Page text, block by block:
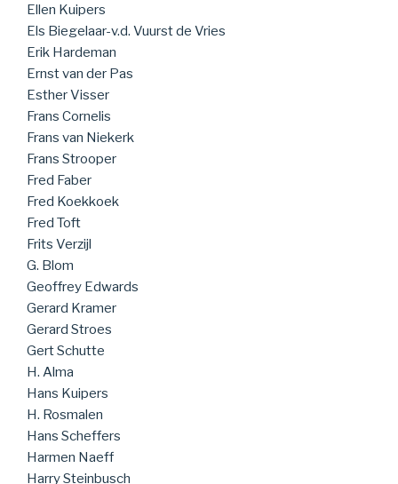
Ellen Kuipers
Els Biegelaar-v.d. Vuurst de Vries
Erik Hardeman
Ernst van der Pas
Esther Visser
Frans Cornelis
Frans van Niekerk
Frans Strooper
Fred Faber
Fred Koekkoek
Fred Toft
Frits Verzijl
G. Blom
Geoffrey Edwards
Gerard Kramer
Gerard Stroes
Gert Schutte
H. Alma
Hans Kuipers
H. Rosmalen
Hans Scheffers
Harmen Naeff
Harry Steinbusch